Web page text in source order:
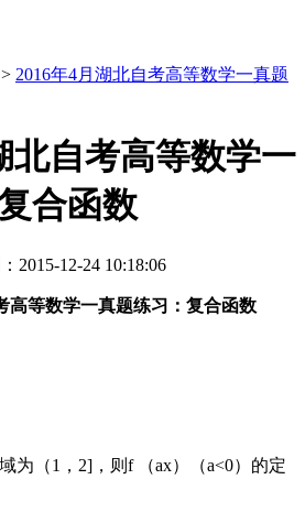
> 2016年4月湖北自考高等数学一真题
北自考高等数学一
合函数
2015-12-24 10:18:06
高等数学一真题练习：复合函数
为（1，2]，则f （ax）（a<0）的定